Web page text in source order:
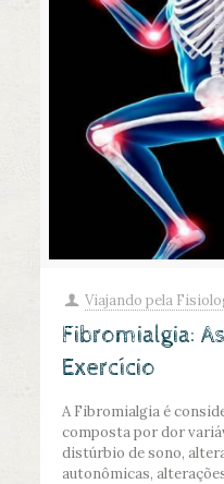
Viajando pela
Fibromialgia:
Exercício
A Fibromialgia é
composta por dor
distúrbio de sono,
autonômicas,